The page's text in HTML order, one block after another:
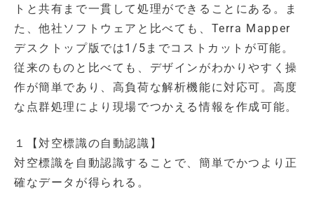
トと共有まで一貫して処理ができることにある。ま
た、他社ソフトウェアと比べても、Terra Mapper
デスクトップ版では1/5までコストカットが可能。
従来のものと比べても、デザインがわかりやすく操
作が簡単であり、高負荷な解析機能に対応可。高度
な点群処理により現場でつかえる情報を作成可能。
１【対空標識の自動認識】
対空標識を自動認識することで、簡単でかつより正
確なデータが得られる。